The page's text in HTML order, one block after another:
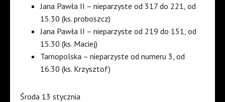
Jana Pawła II – nieparzyste od 317 do 221, od
15.30 (ks. proboszcz)
Jana Pawła II – nieparzyste od 219 do 151, od
15.30 (ks. Maciej)
Tarnopolska – nieparzyste od numeru 3, od
16.30 (ks. Krzysztof)
Środa 13 stycznia